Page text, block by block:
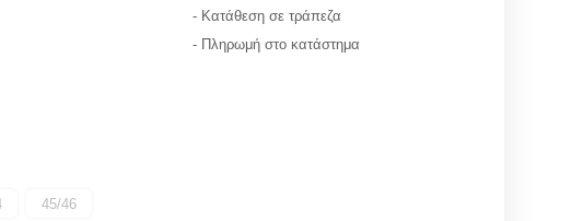
45/46
- Κατάθεση σε τράπεζα
- Πληρωμή στο κατάστημα